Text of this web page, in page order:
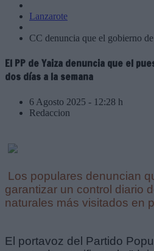
Lanzarote
CC denuncia que el gobierno
El PP de Yaiza denuncia que el
dos días a la semana
6 Agosto 2025 - 12:28 h
Redaccion
Los populares denuncian
garantizar un control diario
naturales más visitados en
El portavoz del Partido